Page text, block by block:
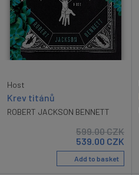
Host
Krev titánů
ROBERT JACKSON BENNETT
599.00CZK
539.00 CZK
Add to basket